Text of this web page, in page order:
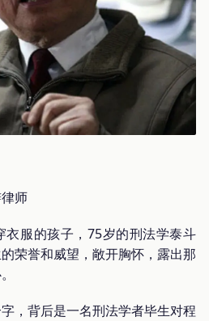
师
衣服的孩子，75岁的刑法学泰斗
荣誉和威望，敞开胸怀，露出那
，背后是一名刑法学者毕生对程